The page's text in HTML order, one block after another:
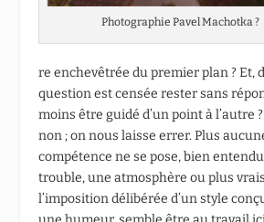
Photographie Pavel Machotka ?
re enchevêtrée du premier plan ? Et,
question est censée rester sans
moins être guidé d’un point à l’autre
non ; on nous laisse errer. Plus
compétence ne se pose, bien
trouble, une atmosphère ou plus
l’imposition délibérée d’un style